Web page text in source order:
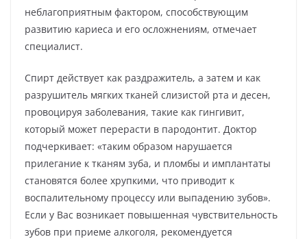
неблагоприятным фактором, способствующим
развитию кариеса и его осложнениям, отмечает
специалист.
Спирт действует как раздражитель, а затем и как
разрушитель мягких тканей слизистой рта и десен,
провоцируя заболевания, такие как гингивит,
который может перерасти в пародонтит. Доктор
подчеркивает: «таким образом нарушается
прилегание к тканям зуба, и пломбы и имплантаты
становятся более хрупкими, что приводит к
воспалительному процессу или выпадению зубов».
Если у Вас возникает повышенная чувствительность
зубов при приеме алкоголя, рекомендуется